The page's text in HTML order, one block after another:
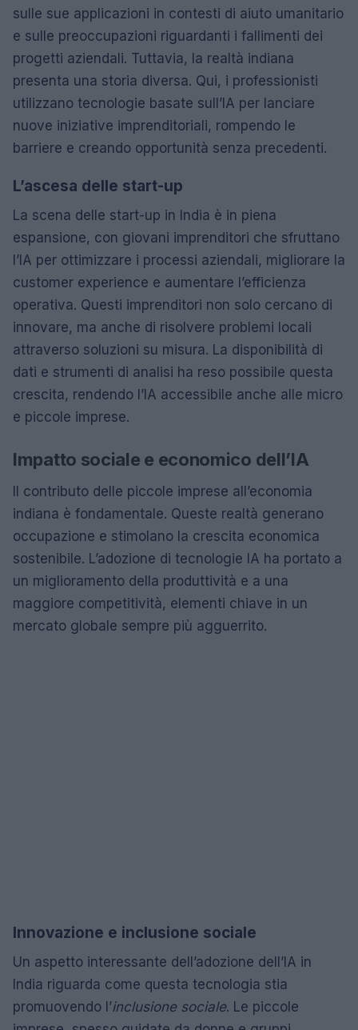
sulle sue applicazioni in contesti di aiuto umanitario
e sulle preoccupazioni riguardanti i fallimenti dei
progetti aziendali. Tuttavia, la realtà indiana
presenta una storia diversa. Qui, i professionisti
utilizzano tecnologie basate sull’IA per lanciare
nuove iniziative imprenditoriali, rompendo le
barriere e creando opportunità senza precedenti.
L’ascesa delle start-up
La scena delle start-up in India è in piena
espansione, con giovani imprenditori che sfruttano
l’IA per ottimizzare i processi aziendali, migliorare la
customer experience e aumentare l’efficienza
operativa. Questi imprenditori non solo cercano di
innovare, ma anche di risolvere problemi locali
attraverso soluzioni su misura. La disponibilità di
dati e strumenti di analisi ha reso possibile questa
crescita, rendendo l’IA accessibile anche alle micro
e piccole imprese.
Impatto sociale e economico dell’IA
Il contributo delle piccole imprese all’economia
indiana è fondamentale. Queste realtà generano
occupazione e stimolano la crescita economica
sostenibile. L’adozione di tecnologie IA ha portato a
un miglioramento della produttività e a una
maggiore competitività, elementi chiave in un
mercato globale sempre più agguerrito.
Innovazione e inclusione sociale
Un aspetto interessante dell’adozione dell’IA in
India riguarda come questa tecnologia stia
promuovendo l’inclusione sociale. Le piccole